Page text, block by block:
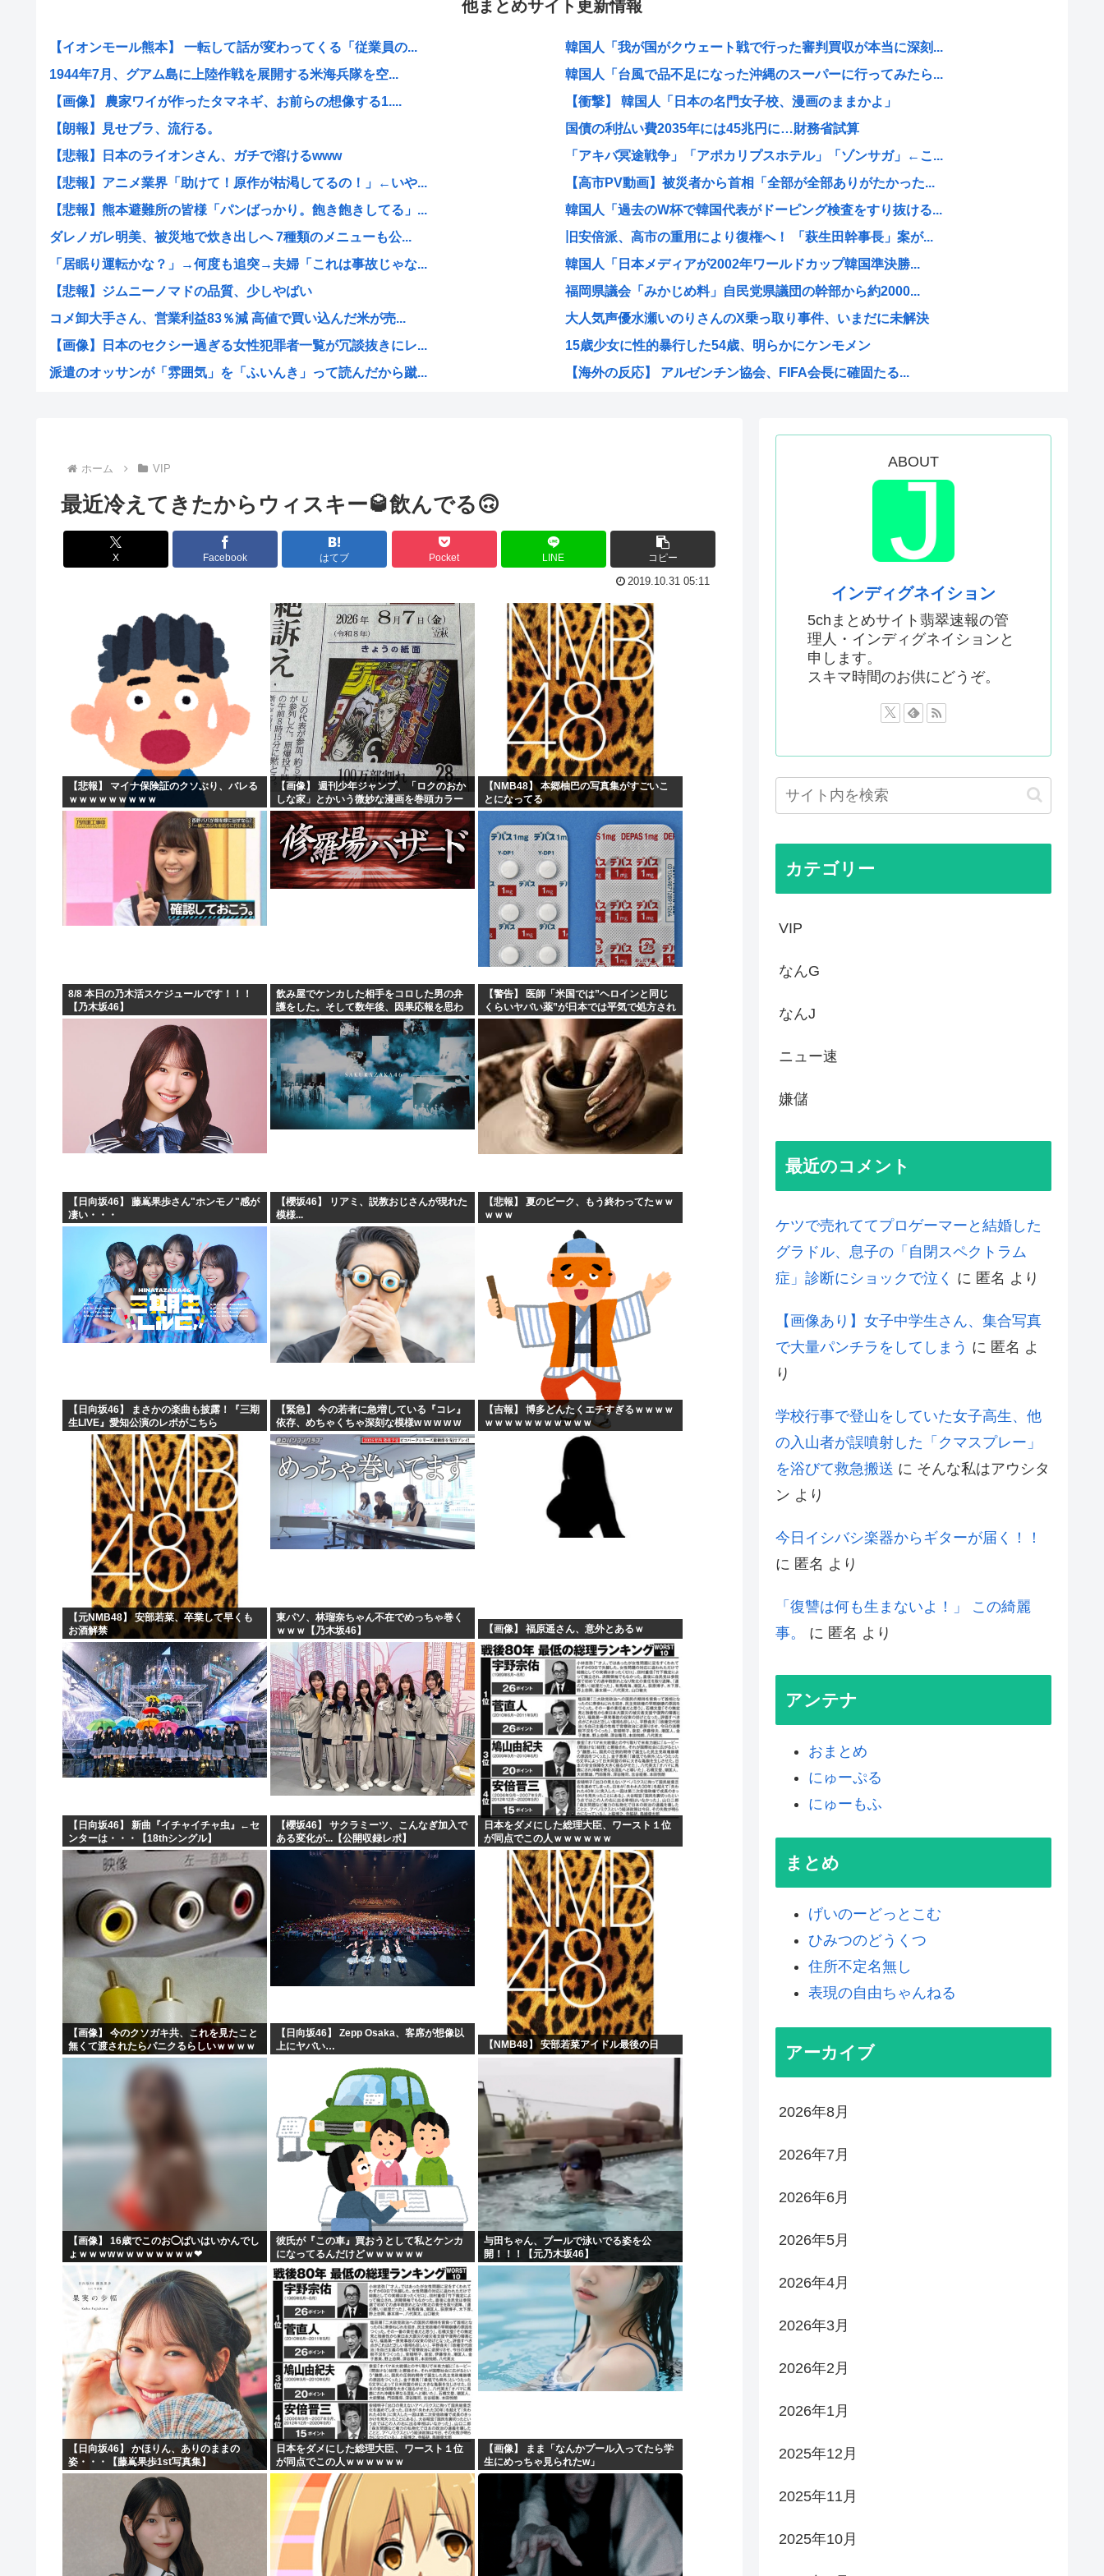
他まとめサイト更新情報
【イオンモール熊本】 一転して話が変わってくる「従業員の...
1944年7月、グアム島に上陸作戦を展開する米海兵隊を空...
【画像】 農家ワイが作ったタマネギ、お前らの想像する1....
【朗報】見せブラ、流行る。
【悲報】日本のライオンさん、ガチで溶けるwww
【悲報】アニメ業界「助けて！原作が枯渇してるの！」←いや...
【悲報】熊本避難所の皆様「パンばっかり。飽き飽きしてる」...
ダレノガレ明美、被災地で炊き出しへ 7種類のメニューも公...
「居眠り運転かな？」→何度も追突→夫婦「これは事故じゃな...
【悲報】ジムニーノマドの品質、少しやばい
コメ卸大手さん、営業利益83％減 高値で買い込んだ米が売...
【画像】日本のセクシー過ぎる女性犯罪者一覧が冗談抜きにレ...
派遣のオッサンが「雰囲気」を「ふいんき」って読んだから蹴...
佐藤二朗、妻から33年目に初めて「ハグでもしてみっか」→...
公務員の給与って言うほど高いか？
イスラエル高官「日本よ、原爆式典とか被害者面やめね？中国...
ワイ、埼玉県がバカにされる理由がガチで分からない
【正論】アメリカ人観光客「東京は昔の街並みがなくてつまら...
【画像】イケおじ(54)、JK10人とハメ撮り770本撮...
葬儀屋「火葬プランはどうなさいますか？」 ワイ喪主「直葬...
【衝撃】ウイスキーを冷凍庫に入れると凍るwww
ナポリ大震災(マグニチュード4.7)
一人旅とかいう20代までしか絵にならない奴
【悲報】「自衛隊は違憲」←これどう思う？
【朗報】納豆とキムチを混ぜたやつをご飯にかけた韓日友好丼
韓国人「我が国がクウェート戦で行った審判買収が本当に深刻...
韓国人「台風で品不足になった沖縄のスーパーに行ってみたら...
【衝撃】 韓国人「日本の名門女子校、漫画のままかよ」
国債の利払い費2035年には45兆円に…財務省試算
「アキバ冥途戦争」「アポカリプスホテル」「ゾンサガ」←こ...
【高市PV動画】被災者から首相「全部が全部ありがたかった...
韓国人「過去のW杯で韓国代表がドーピング検査をすり抜ける...
旧安倍派、高市の重用により復権へ！ 「萩生田幹事長」案が...
韓国人「日本メディアが2002年ワールドカップ韓国準決勝...
福岡県議会「みかじめ料」自民党県議団の幹部から約2000...
大人気声優水瀬いのりさんのX乗っ取り事件、いまだに未解決
15歳少女に性的暴行した54歳、明らかにケンモメン
【海外の反応】 アルゼンチン協会、FIFA会長に確固たる...
高市早苗が全裸でガニ股オ●ニーしてる動画 or 高市早苗...
海外「子宮頸部には神経がないので痛みは感じませんよ」医者...
【愛知・長久手市】ジブリパークに新施設誕生へ 「風の谷の...
ちいかわのモモンガ、逝く模様
4時だから窓から4回安倍晋三連呼した
【画像】今期の覇権アニメが『天幕シャドウガール』に決まっ...
トランプの支持率低迷中の共和党、中間選挙では「民主党はも...
声優目指して上京したワイ、もう実家に帰ることを決意
【衝撃】 韓国人「エボシ御前の声の人、若い頃がこれかよ」
高市早苗、被爆体験者と面会するも発言を禁止し握手のみ許可...
大谷翔平が今永昇太を睨みつける様子に全米騒然！←「最高の...
6月の消費支出-3.3%で7か月連続マイナス 総務省「貯...
韓国人「熊本地震で見る日本の土木技術の完全勝利をご覧くだ...
ホーム VIP
最近冷えてきたからウィスキー🥃飲んでる🙃
X Facebook はてブ Pocket LINE コピー
2019.10.31 05:11
【悲報】 マイナ保険証のクソぶり、バレる
ｗｗｗｗｗｗｗｗｗ
【画像】 週刊少年ジャンプ、「ロクのおか
しな家」とかいう微妙な漫画を巻頭カラー
にしたせいで100万部切る
【NMB48】 本郷柚巴の写真集がすごいこ
とになってる
8/8 本日の乃木活スケジュールです！！！
【乃木坂46】
飲み屋でケンカした相手をコロした男の弁
護をした。そして数年後、因果応報を思わ
せる出来事が…
【警告】 医師「米国では”ヘロインと同じ
くらいヤバい薬”が日本では平気で処方され
てる」
【日向坂46】 藤嶌果歩さん"ホンモノ"感が
凄い・・・
【櫻坂46】 リアミ、説教おじさんが現れた
模様...
【悲報】 夏のピーク、もう終わってたｗｗ
ｗｗｗ
【日向坂46】 まさかの楽曲も披露！『三期
生LIVE』愛知公演のレポがこちら
【緊急】 今の若者に急増している『コレ』
依存、めちゃくちゃ深刻な模様w w w w w
w w w w w
【吉報】 博多どんたくエチすぎるｗｗｗｗ
ｗｗｗｗｗｗｗｗｗｗｗ
【元NMB48】 安部若菜、卒業して早くも
お酒解禁
東パソ、林瑠奈ちゃん不在でめっちゃ巻く
ｗｗｗ【乃木坂46】
【画像】 福原遥さん、意外とあるｗ
【日向坂46】 新曲『イチャイチャ虫』←セ
ンターは・・・【18thシングル】
【櫻坂46】 サクラミーツ、こんなぎ加入で
ある変化が...【公開収録レポ】
日本をダメにした総理大臣、ワースト１位
が同点でこの人ｗｗｗｗｗｗ
【画像】 今のクソガキ共、これを見たこと
無くて渡されたらパニクるらしいｗｗｗｗ
ｗｗｗｗｗｗｗｗｗ
【日向坂46】 Zepp Osaka、客席が想像以
上にヤバい…
【NMB48】 安部若菜アイドル最後の日
【画像】 16歳でこのお◯ぱいはいかんでし
ょｗｗｗwｗｗｗｗｗｗｗｗ❤
彼氏が『この車』買おうとして私とケンカ
になってるんだけどｗｗｗｗｗｗ
与田ちゃん、プールで泳いでる姿を公
開！！！【元乃木坂46】
【日向坂46】 かほりん、ありのままの
姿・・・【藤嶌果歩1st写真集】
日本をダメにした総理大臣、ワースト１位
が同点でこの人ｗｗｗｗｗｗ
【画像】 まま「なんかプール入ってたら学
生にめっちゃ見られたw」
ABOUT
インディグネイション
5chまとめサイト翡翠速報の管
理人・インディグネイションと
申します。
スキマ時間のお供にどうぞ。
カテゴリー
VIP
なんG
なんJ
ニュー速
嫌儲
最近のコメント
ケツで売れててプロゲーマーと結婚した
グラドル、息子の「自閉スペクトラム
症」診断にショックで泣く に 匿名 より
【画像あり】女子中学生さん、集合写真
で大量パンチラをしてしまう に 匿名 よ
り
学校行事で登山をしていた女子高生、他
の入山者が誤噴射した「クマスプレー」
を浴びて救急搬送 に そんな私はアウシタ
ン より
今日イシバシ楽器からギターが届く！！
に 匿名 より
「復讐は何も生まないよ！」 この綺麗
事。
に 匿名 より
アンテナ
おまとめ
にゅーぷる
にゅーもふ
まとめ
げいのーどっとこむ
ひみつのどうくつ
住所不定名無し
表現の自由ちゃんねる
アーカイブ
2026年8月
2026年7月
2026年6月
2026年5月
2026年4月
2026年3月
2026年2月
2026年1月
2025年12月
2025年11月
2025年10月